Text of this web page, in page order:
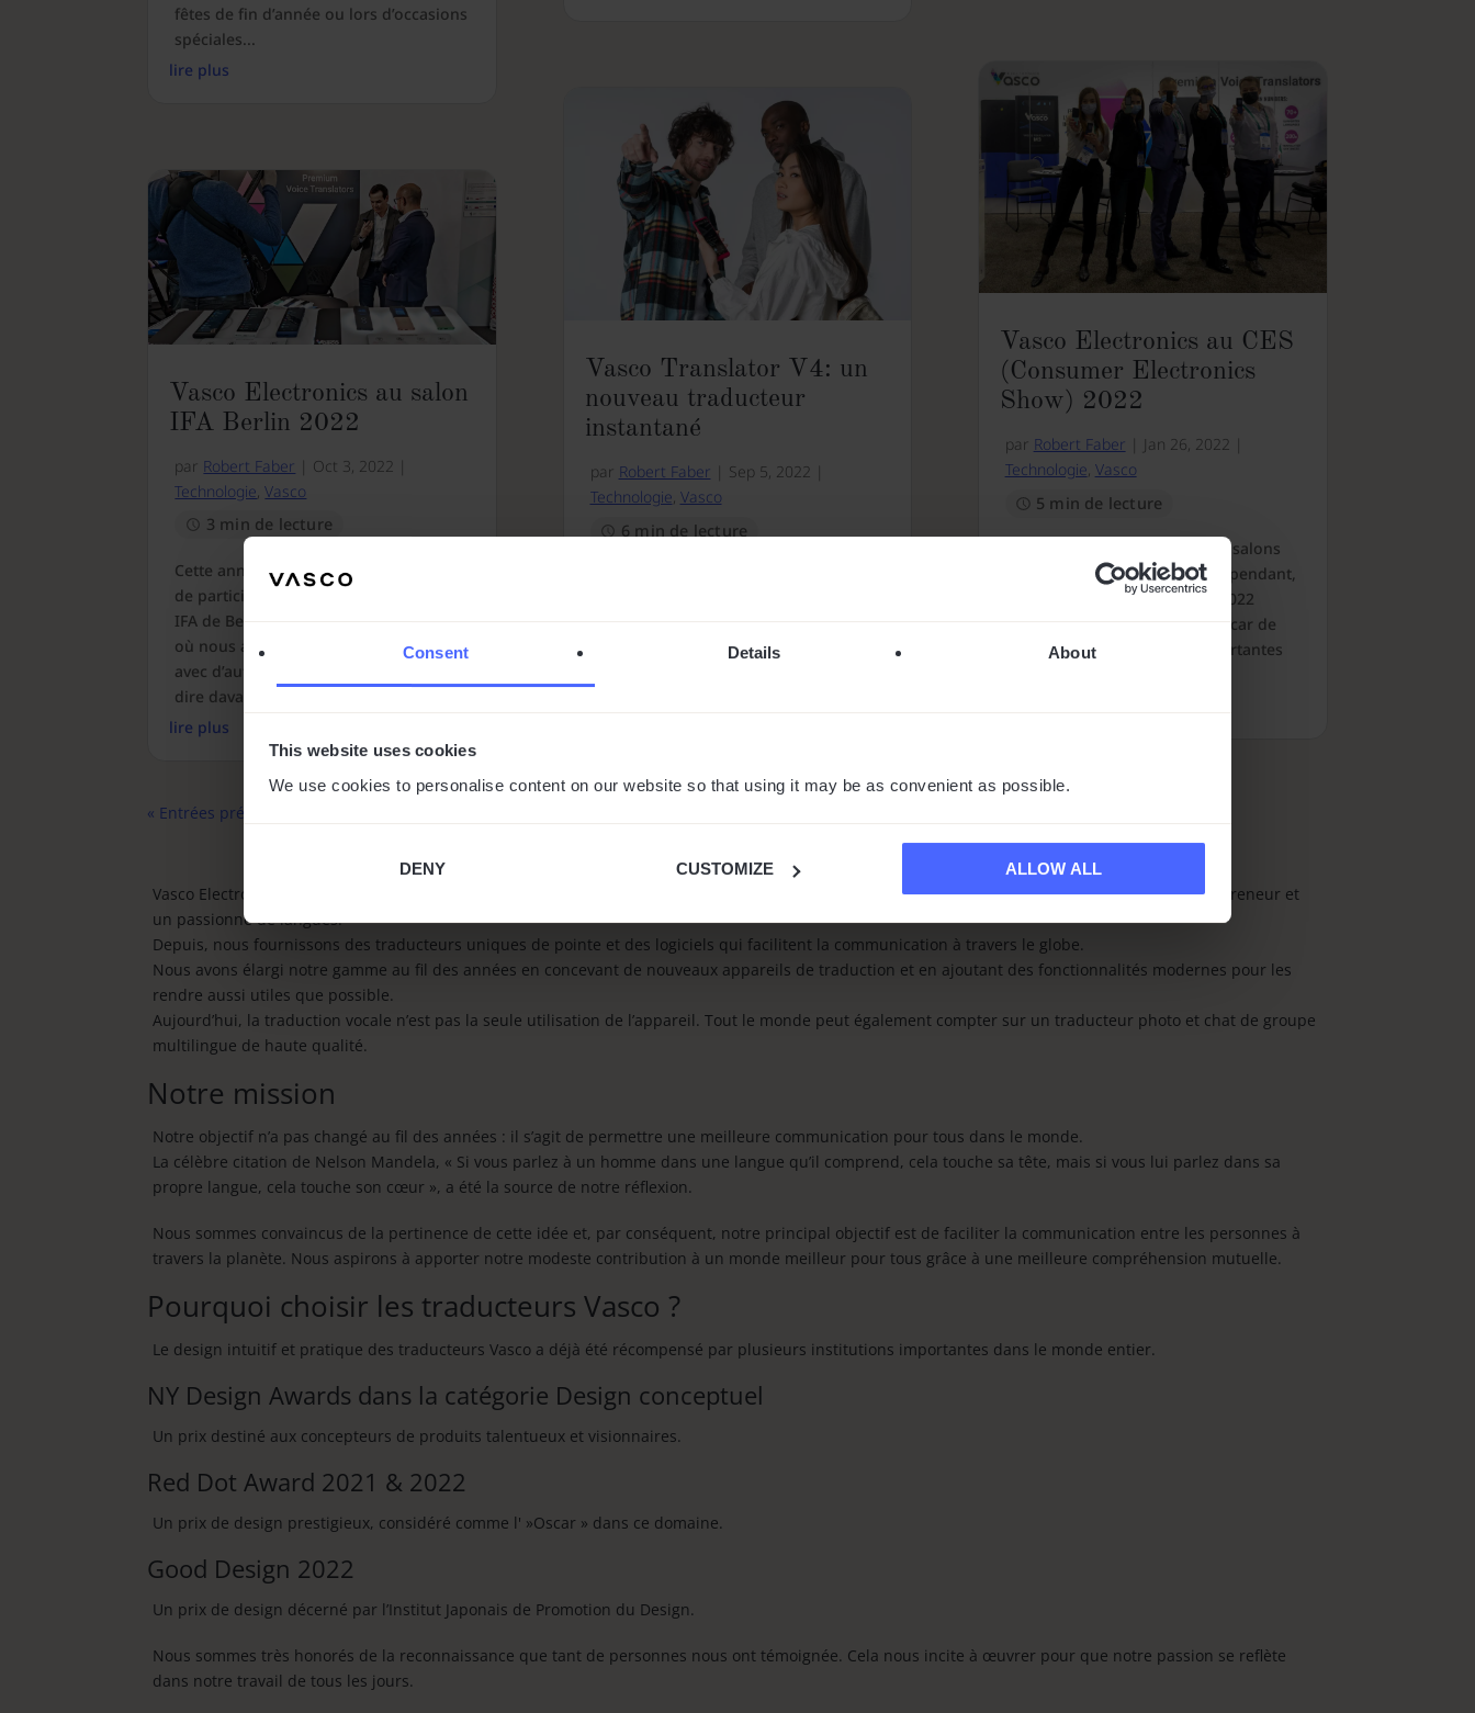
Consent Details About
This website uses cookies
We use cookies to personalise content on our website so that using it may be as convenient as possible.
DENY CUSTOMIZE ALLOW ALL
fêtes de fin d’année ou lors d’occasions
spéciales...
lire plus
Vasco Electronics au salon
IFA Berlin 2022
par Robert Faber Oct 3, 2022
Technologie ,Vasco
3 min de lecture
Cette année, nous avons eu l’occasion
de participer au salon technologique
IFA de Berlin. Un merveilleux moment
où nous avons pu entrer en contact
avec d’autres participants et leur en
dire davanta...
lire plus
Vasco Translator V4: un
nouveau traducteur
instantané
par Robert Faber Sep 5, 2022
Technologie, Vasco
6 min de lecture
plus, nous sommes fiers de vous
Vasco Electronics au CES
(Consumer Electronics
Show) 2022
par Robert Faber Jan 26, 2022
Technologie, Vasco
5 min de lecture
Le CES est un des plus grands salons
technologiques au monde. Cependant,
certains ont dit que l’édition 2022
serait une énorme déception, car de
nombreuses entreprises importantes
« Entrées précédentes
Vasco Electronics est un pionnier sur le marché des appareils de traduction. Notre entreprise a été fondée en 2008 par Maciej Góralski, un entrepreneur et
un passionné de langues.
Depuis, nous fournissons des traducteurs uniques de pointe et des logiciels qui facilitent la communication à travers le globe.
Nous avons élargi notre gamme au fil des années en concevant de nouveaux appareils de traduction et en ajoutant des fonctionnalités modernes pour les
rendre aussi utiles que possible.
Aujourd’hui, la traduction vocale n’est pas la seule utilisation de l’appareil. Tout le monde peut également compter sur un traducteur photo et chat de groupe
multilingue de haute qualité.
Notre mission
Notre objectif n’a pas changé au fil des années : il s’agit de permettre une meilleure communication pour tous dans le monde.
La célèbre citation de Nelson Mandela, « Si vous parlez à un homme dans une langue qu’il comprend, cela touche sa tête, mais si vous lui parlez dans sa
propre langue, cela touche son cœur », a été la source de notre réflexion.
Nous sommes convaincus de la pertinence de cette idée et, par conséquent, notre principal objectif est de faciliter la communication entre les personnes à
travers la planète. Nous aspirons à apporter notre modeste contribution à un monde meilleur pour tous grâce à une meilleure compréhension mutuelle.
Pourquoi choisir les traducteurs Vasco ?
Le design intuitif et pratique des traducteurs Vasco a déjà été récompensé par plusieurs institutions importantes dans le monde entier.
NY Design Awards dans la catégorie Design conceptuel
Un prix destiné aux concepteurs de produits talentueux et visionnaires.
Red Dot Award 2021 & 2022
Un prix de design prestigieux, considéré comme l' »Oscar » dans ce domaine.
Good Design 2022
Un prix de design décerné par l’Institut Japonais de Promotion du Design.
Nous sommes très honorés de la reconnaissance que tant de personnes nous ont témoignée. Cela nous incite à œuvrer pour que notre passion se reflète
dans notre travail de tous les jours.